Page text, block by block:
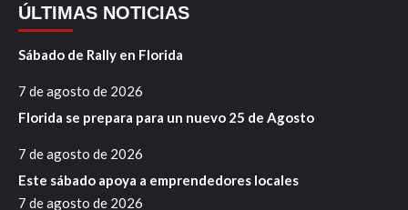
ÚLTIMAS NOTICIAS
Sábado de Rally en Florida
7 de agosto de 2026
Florida se prepara para un nuevo 25 de Agosto
7 de agosto de 2026
Este sábado apoya a emprendedores locales
7 de agosto de 2026